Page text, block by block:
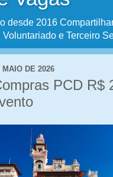
desde 2016
e Terceiro
DE 2026
PCD R$